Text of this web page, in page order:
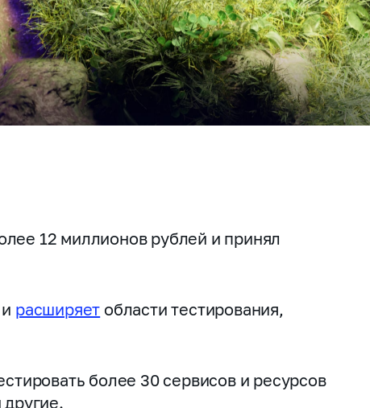
12 миллионов рублей и принял
расширяет области тестирования,
более 30 сервисов и ресурсов